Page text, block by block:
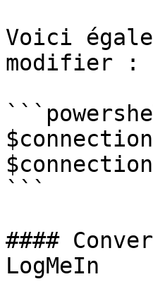
Voici
modifier :
```
####
LogMeIn